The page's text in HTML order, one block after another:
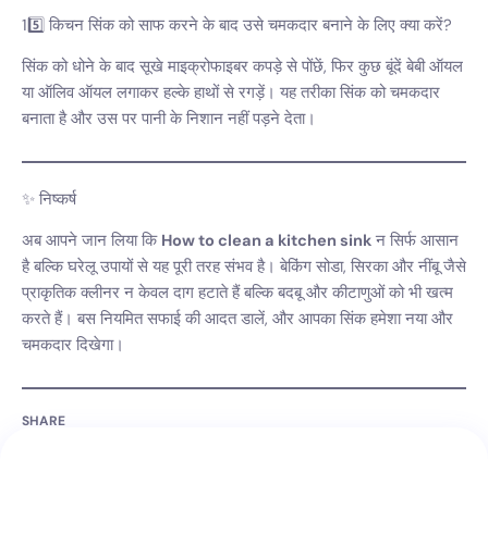
15️⃣ किचन सिंक को साफ करने के बाद उसे चमकदार बनाने के लिए क्या करें?
सिंक को धोने के बाद सूखे माइक्रोफाइबर कपड़े से पोंछें, फिर कुछ बूंदें बेबी ऑयल
या ऑलिव ऑयल लगाकर हल्के हाथों से रगड़ें। यह तरीका सिंक को चमकदार
बनाता है और उस पर पानी के निशान नहीं पड़ने देता।
✨ निष्कर्ष
अब आपने जान लिया कि How to clean a kitchen sink न सिर्फ आसान
है बल्कि घरेलू उपायों से यह पूरी तरह संभव है। बेकिंग सोडा, सिरका और नींबू जैसे
प्राकृतिक क्लीनर न केवल दाग हटाते हैं बल्कि बदबू और कीटाणुओं को भी खत्म
करते हैं। बस नियमित सफाई की आदत डालें, और आपका सिंक हमेशा नया और
चमकदार दिखेगा।
SHARE